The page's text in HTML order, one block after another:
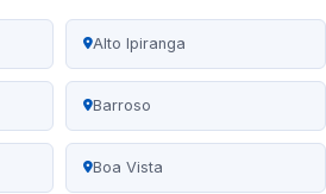
Alto Ipiranga
Barroso
Boa Vista